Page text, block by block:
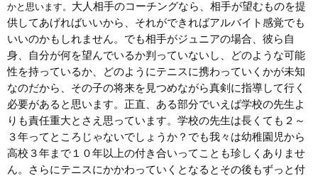
かと思います。 大人相手のコーチングなら、相手が望むものを提
供してあげればいいから、それができればアルバイト感覚でも
いいのかもしれません。でも相手がジュニアの場合、彼ら自
身、自分が何を望んでいるか判っていないし、どのような可能
性を持っているか、どのようにテニスに携わっていくかが未知
なのだから、その子の将来を見つめながら真剣に指導して行く
必要があると思います。正直、ある部分でいえば学校の先生よ
りも責任重大とさえ思っています。学校の先生は長くても２～
３年ってところじゃないでしょうか？でも我々は幼稚園児から
高校３年まで１０年以上の付き合いってことも珍しくありませ
ん。さらにテニスにかかわっていくとなるとその後もずっと付